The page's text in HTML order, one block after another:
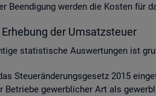
Be­en­di­gung wer­den die Kos­ten für
der Um­satz­steu­er
sta­tis­ti­sche Aus­wer­tun­gen ist
Steu­er­än­de­rungs­ge­setz 2015
Be­trie­be ge­werb­li­cher Art als